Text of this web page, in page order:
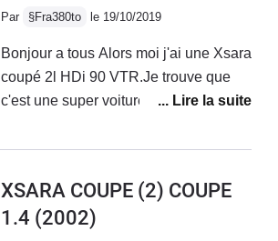
Par §Fra380to le 19/10/2019
Bonjour a tous Alors moi j'ai une Xsara
coupé 2l HDi 90 VTR.Je trouve que
c'est une super voiture, bonne reprise.
des bourgeois lol , elle avait 284000
coupelle...vidange et rien de plus. Elle
a aujourd'hui 309151 km. Une vrai
XSARA COUPE (2) COUPE
1.4 (2002)